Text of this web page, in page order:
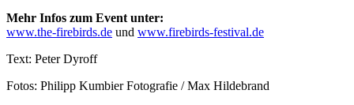
Mehr Infos zum Event unter:
www.the-firebirds.de und www.firebirds-festival.de
Text: Peter Dyroff
Fotos: Philipp Kumbier Fotografie / Max Hildebrand